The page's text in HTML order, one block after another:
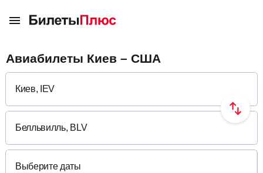
Авиабилеты Киев – США
Выберите даты